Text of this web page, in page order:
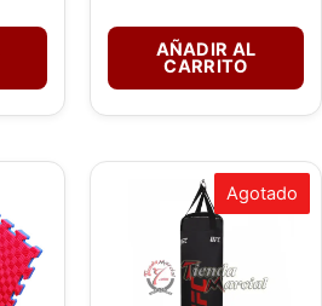
AÑADIR AL
CARRITO
Agotado